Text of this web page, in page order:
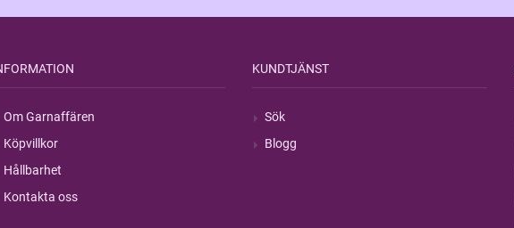
Om Garnaffären
Köpvillkor
Hållbarhet
Kontakta oss
KUNDTJÄNST
Sök
Blogg